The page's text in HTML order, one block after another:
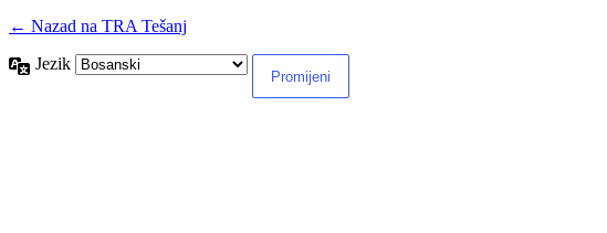
← Nazad na TRA Tešanj
Jezik